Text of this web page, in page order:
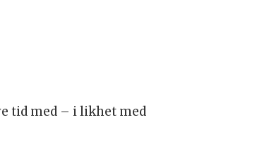
tid med – i likhet med